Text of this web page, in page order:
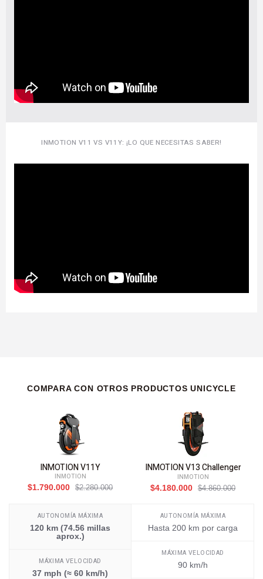
INMOTION V11 VS V11Y: ¡LO QUE NECESITAS SABER!
COMPARA CON OTROS PRODUCTOS UNICYCLE
INMOTION V11Y
INMOTION
$1.790.000
$2.280.000
AUTONOMÍA MÁXIMA
120 km (74.56 millas
aprox.)
MÁXIMA VELOCIDAD
37 mph (≈ 60 km/h)
INMOTION V13 Challenger
INMOTION
$4.180.000
$4.860.000
AUTONOMÍA MÁXIMA
Hasta 200 km por carga
MÁXIMA VELOCIDAD
90 km/h